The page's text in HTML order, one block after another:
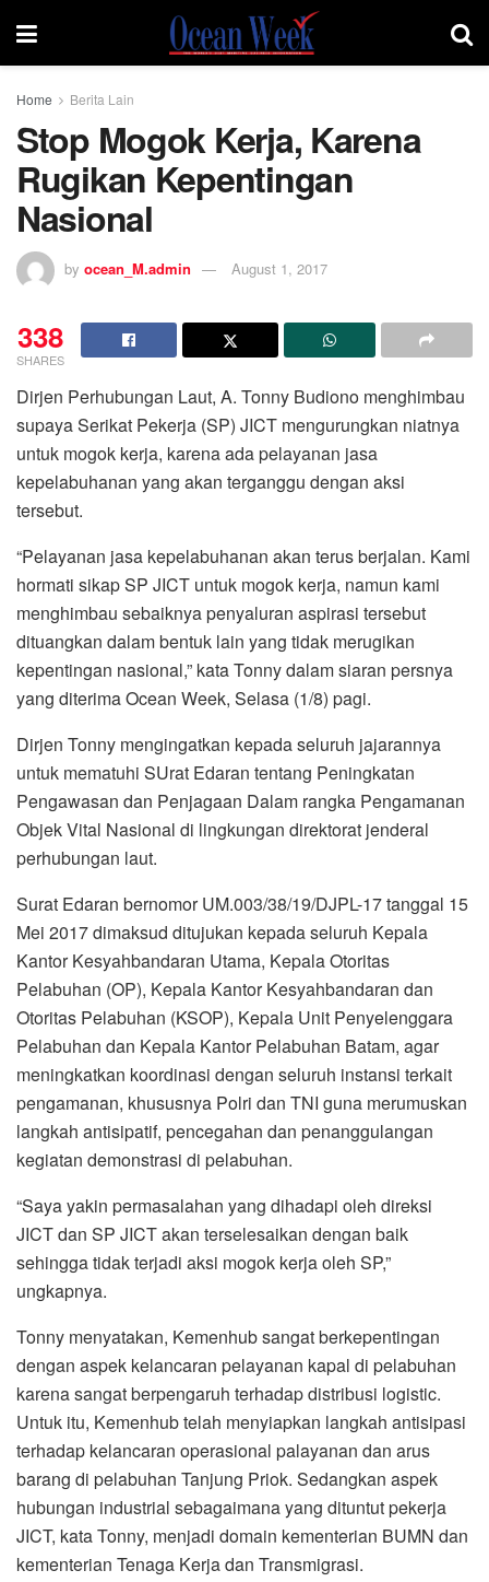
Home Berita Lain
Stop Mogok Kerja, Karena
Rugikan Kepentingan
Nasional
by ocean_M.admin August 1, 2017
338
SHARES
Dirjen Perhubungan Laut, A. Tonny Budiono menghimbau
supaya Serikat Pekerja (SP) JICT mengurungkan niatnya
untuk mogok kerja, karena ada pelayanan jasa
kepelabuhanan yang akan terganggu dengan aksi
tersebut.
“Pelayanan jasa kepelabuhanan akan terus berjalan. Kami
hormati sikap SP JICT untuk mogok kerja, namun kami
menghimbau sebaiknya penyaluran aspirasi tersebut
dituangkan dalam bentuk lain yang tidak merugikan
kepentingan nasional,” kata Tonny dalam siaran persnya
yang diterima Ocean Week, Selasa (1/8) pagi.
Dirjen Tonny mengingatkan kepada seluruh jajarannya
untuk mematuhi SUrat Edaran tentang Peningkatan
Pengawasan dan Penjagaan Dalam rangka Pengamanan
Objek Vital Nasional di lingkungan direktorat jenderal
perhubungan laut.
Surat Edaran bernomor UM.003/38/19/DJPL-17 tanggal 15
Mei 2017 dimaksud ditujukan kepada seluruh Kepala
Kantor Kesyahbandaran Utama, Kepala Otoritas
Pelabuhan (OP), Kepala Kantor Kesyahbandaran dan
Otoritas Pelabuhan (KSOP), Kepala Unit Penyelenggara
Pelabuhan dan Kepala Kantor Pelabuhan Batam, agar
meningkatkan koordinasi dengan seluruh instansi terkait
pengamanan, khususnya Polri dan TNI guna merumuskan
langkah antisipatif, pencegahan dan penanggulangan
kegiatan demonstrasi di pelabuhan.
“Saya yakin permasalahan yang dihadapi oleh direksi
JICT dan SP JICT akan terselesaikan dengan baik
sehingga tidak terjadi aksi mogok kerja oleh SP,”
ungkapnya.
Tonny menyatakan, Kemenhub sangat berkepentingan
dengan aspek kelancaran pelayanan kapal di pelabuhan
karena sangat berpengaruh terhadap distribusi logistic.
Untuk itu, Kemenhub telah menyiapkan langkah antisipasi
terhadap kelancaran operasional palayanan dan arus
barang di pelabuhan Tanjung Priok. Sedangkan aspek
hubungan industrial sebagaimana yang dituntut pekerja
JICT, kata Tonny, menjadi domain kementerian BUMN dan
kementerian Tenaga Kerja dan Transmigrasi.